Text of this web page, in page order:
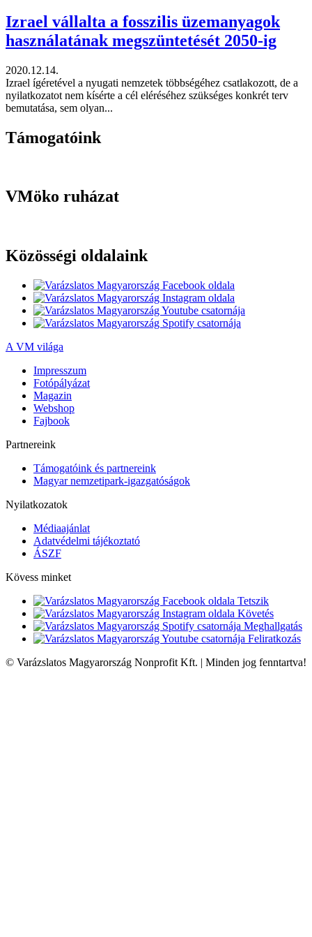
Izrael vállalta a fosszilis üzemanyagok
használatának megszüntetését 2050-ig
2020.12.14.
Izrael ígéretével a nyugati nemzetek többségéhez csatlakozott, de a
nyilatkozatot nem kísérte a cél eléréséhez szükséges konkrét terv
bemutatása, sem olyan...
Támogatóink
VMöko ruházat
Közösségi oldalaink
A VM világa
Impresszum
Fotópályázat
Magazin
Webshop
Fajbook
Partnereink
Támogatóink és partnereink
Magyar nemzetipark-igazgatóságok
Nyilatkozatok
Médiaajánlat
Adatvédelmi tájékoztató
ÁSZF
Kövess minket
Tetszik
Követés
Meghallgatás
Feliratkozás
© Varázslatos Magyarország Nonprofit Kft. | Minden jog fenntartva!